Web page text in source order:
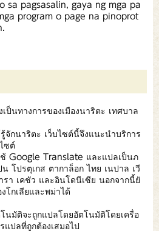
sa pagsasalin, gaya ng mga pa
program o page na pinoprot
เป็นทางการของเมืองนาริตะ เทศบาล
จักนาริตะ เว็บไซต์นี้จึงแนะนำบริการ
ซต์
ช้ Google Translate และแปลเป็นภ
โปรตุเกส ตากาล็อก ไทย เนปาล เวี
า เคชัว และอินโดนีเซีย นอกจากนี้ยั
โกเลียและพม่าได้
นมัติจะถูกแปลโดยอัตโนมัติโดยเครื่อ
ปลที่ถูกต้องเสมอไป